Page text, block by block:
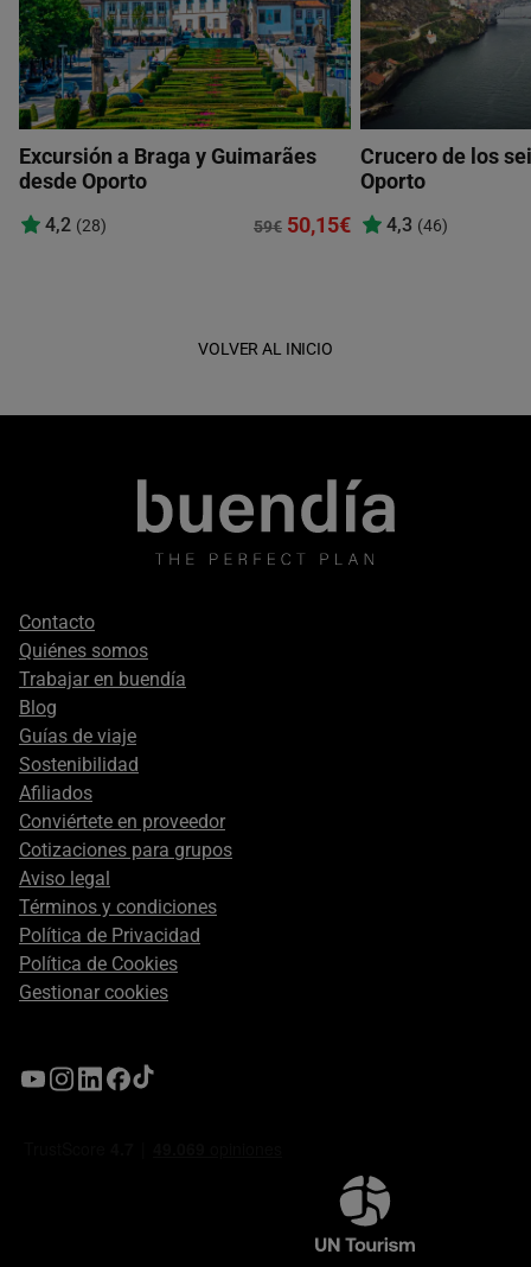
Excursión a Braga y Guimarães
desde Oporto
4,2 (28) 59€ 50,15€
Crucero de los
Oporto
4,3 (46)
VOLVER AL INICIO
Footer
secondary
Contacto
Quiénes somos
Trabajar en buendía
Blog
Guías de viaje
Sostenibilidad
Afiliados
Conviértete en proveedor
Cotizaciones para grupos
Aviso legal
Términos y condiciones
Política de Privacidad
Política de Cookies
Gestionar cookies